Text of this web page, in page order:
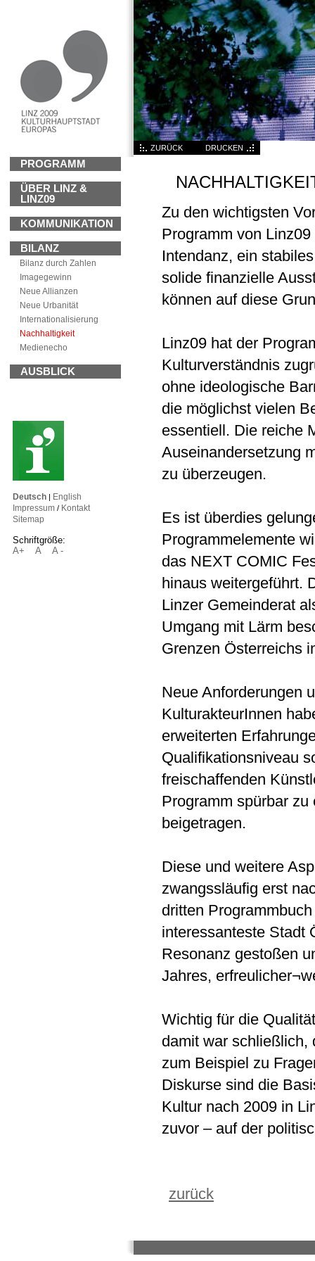
ZURÜCK DRUCKEN
PROGRAMM
ÜBER LINZ &
LINZ09
KOMMUNIKATION
BILANZ
Bilanz durch Zahlen
Imagegewinn
Neue Allianzen
Neue Urbanität
Internationalisierung
Nachhaltigkeit
Medienecho
AUSBLICK
Deutsch | English
Impressum / Kontakt
Sitemap
Schriftgröße:
A+
A A -
Zu den wichtigsten
Programm von
Intendanz, ein
solide finanzielle
können auf diese
Linz09 hat der
Kulturverständnis
ohne ideologische
die möglichst vielen
essentiell. Die reiche
Auseinandersetzung
zu überzeugen.
Es ist überdies
Programmelemente
das NEXT COMIC
hinaus weitergeführt.
Linzer Gemeinderat
Umgang mit Lärm
Grenzen Österreichs
Neue Anforderungen
KulturakteurInnen
erweiterten
Qualifikationsniveau
freischaffenden
Programm spürbar
beigetragen.
Diese und weitere
zwangssläufig erst
dritten
interessanteste Stadt
Resonanz gestoßen
Jahres,
Wichtig für die
damit war schließlich,
zum Beispiel zu
Diskurse sind die
Kultur nach 2009 in
zuvor – auf der
zurück